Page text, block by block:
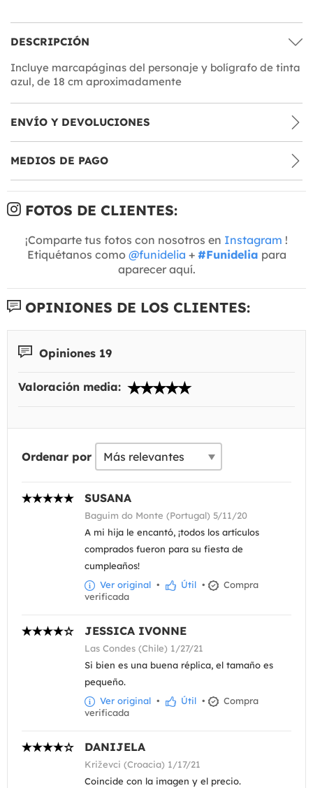
DESCRIPCIÓN
Incluye marcapáginas del personaje y bolígrafo de tinta
azul, de 18 cm aproximadamente
ENVÍO Y DEVOLUCIONES
MEDIOS DE PAGO
FOTOS DE CLIENTES:
¡Comparte tus fotos con nosotros en Instagram !
Etiquétanos como @funidelia + #Funidelia para
aparecer aquí.
OPINIONES DE LOS CLIENTES:
Opiniones 19
Valoración media:
Ordenar por
SUSANA
Baguim do Monte (Portugal) 5/11/20
A mi hija le encantó, ¡todos los artículos
comprados fueron para su fiesta de
cumpleaños!
Ver original • Útil •
Compra
verificada
JESSICA IVONNE
Las Condes (Chile) 1/27/21
Si bien es una buena réplica, el tamaño es
pequeño.
Ver original • Útil •
Compra
verificada
DANIJELA
Križevci (Croacia) 1/17/21
Coincide con la imagen y el precio.